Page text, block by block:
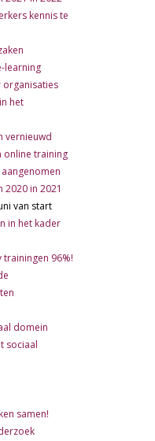
kennis te
learning
organisaties
het
vernieuwd
online training
in 2021
van start
in het kader
96%!
domein
sociaal
samen!